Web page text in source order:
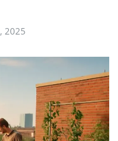
2025